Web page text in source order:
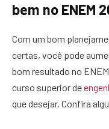
bem no ENEM
Com um bom
certas, você pode
bom resultado no
curso superior de
que desejar. Confira